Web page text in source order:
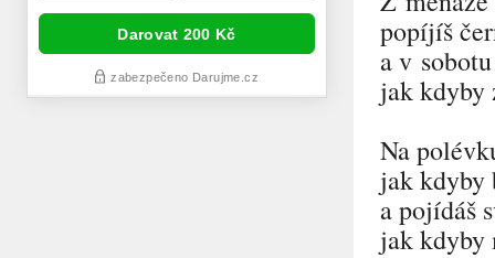
popíjíš
a v
jak kdyby
Na
jak kdyby
a pojídáš
jak kdyby